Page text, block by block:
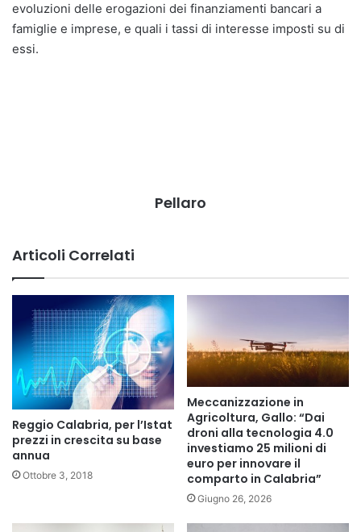
evoluzioni delle erogazioni dei finanziamenti bancari a
famiglie e imprese, e quali i tassi di interesse imposti su di
essi.
Pellaro
Articoli Correlati
Reggio Calabria, per l’Istat
prezzi in crescita su base
annua
Ottobre 3, 2018
Meccanizzazione in
Agricoltura, Gallo: “Dai
droni alla tecnologia 4.0
investiamo 25 milioni di
euro per innovare il
comparto in Calabria”
Giugno 26, 2026